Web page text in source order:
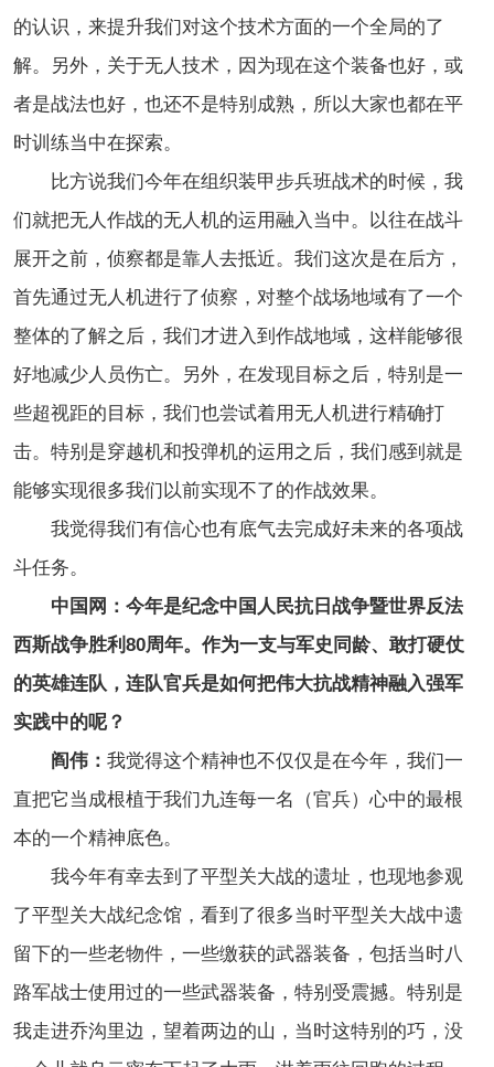
的认识，来提升我们对这个技术方面的一个全局的了
解。另外，关于无人技术，因为现在这个装备也好，或
者是战法也好，也还不是特别成熟，所以大家也都在平
时训练当中在探索。
比方说我们今年在组织装甲步兵班战术的时候，我
们就把无人作战的无人机的运用融入当中。以往在战斗
展开之前，侦察都是靠人去抵近。我们这次是在后方，
首先通过无人机进行了侦察，对整个战场地域有了一个
整体的了解之后，我们才进入到作战地域，这样能够很
好地减少人员伤亡。另外，在发现目标之后，特别是一
些超视距的目标，我们也尝试着用无人机进行精确打
击。特别是穿越机和投弹机的运用之后，我们感到就是
能够实现很多我们以前实现不了的作战效果。
我觉得我们有信心也有底气去完成好未来的各项战
斗任务。
中国网：今年是纪念中国人民抗日战争暨世界反法
西斯战争胜利80周年。作为一支与军史同龄、敢打硬仗
的英雄连队，连队官兵是如何把伟大抗战精神融入强军
实践中的呢？
阎伟： 我觉得这个精神也不仅仅是在今年，我们一
直把它当成根植于我们九连每一名（官兵）心中的最根
本的一个精神底色。
我今年有幸去到了平型关大战的遗址，也现地参观
了平型关大战纪念馆，看到了很多当时平型关大战中遗
留下的一些老物件，一些缴获的武器装备，包括当时八
路军战士使用过的一些武器装备，特别受震撼。特别是
我走进乔沟里边，望着两边的山，当时这特别的巧，没